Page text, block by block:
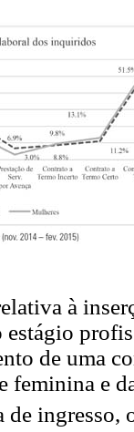
à
estágio
de uma
feminina e
de ingresso,